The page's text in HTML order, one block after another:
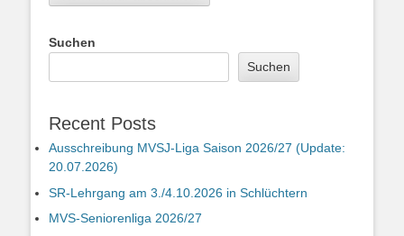
Suchen
Suchen
Recent Posts
Ausschreibung MVSJ-Liga Saison 2026/27 (Update:
20.07.2026)
SR-Lehrgang am 3./4.10.2026 in Schlüchtern
MVS-Seniorenliga 2026/27